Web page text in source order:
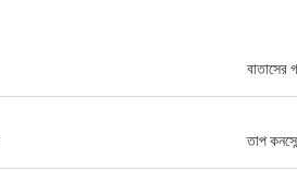
বাতাসের
তাপ